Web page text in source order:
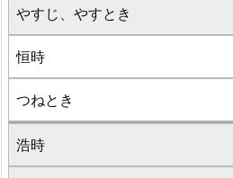
やすじ、やすとき
恒時
つねとき
浩時